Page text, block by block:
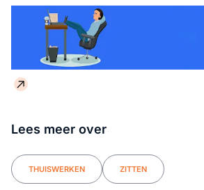
Lees meer over
THUISWERKEN ZITTEN